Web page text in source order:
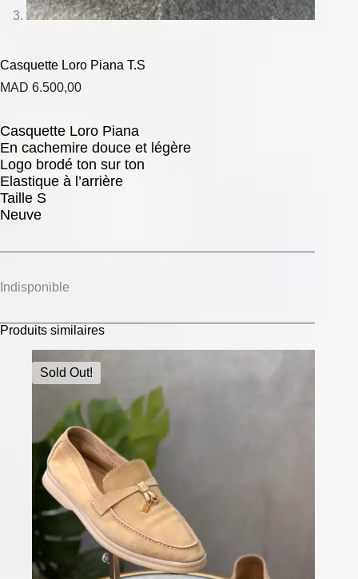
Casquette Loro Piana T.S
MAD 6.500,00
Casquette Loro Piana
En cachemire douce et légère
Logo brodé ton sur ton
Elastique à l’arrière
Taille S
Neuve
Indisponible
Produits similaires
Sold Out!